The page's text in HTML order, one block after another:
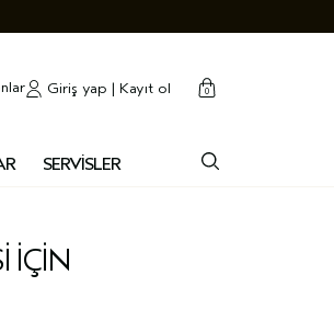
Giriş yap | Kayıt ol cart
0
kapalı
SERVİSLER
İÇİN